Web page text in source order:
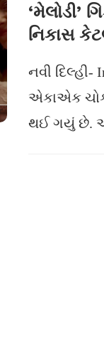
‘મેલોડી’
નિકાસ
નવી દિલ્હી-
એકાએક
થઈ ગયું છે.